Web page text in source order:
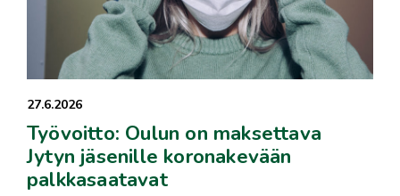
27.6.2026
Työvoitto: Oulun on maksettava
Jytyn jäsenille koronakevään
palkkasaatavat